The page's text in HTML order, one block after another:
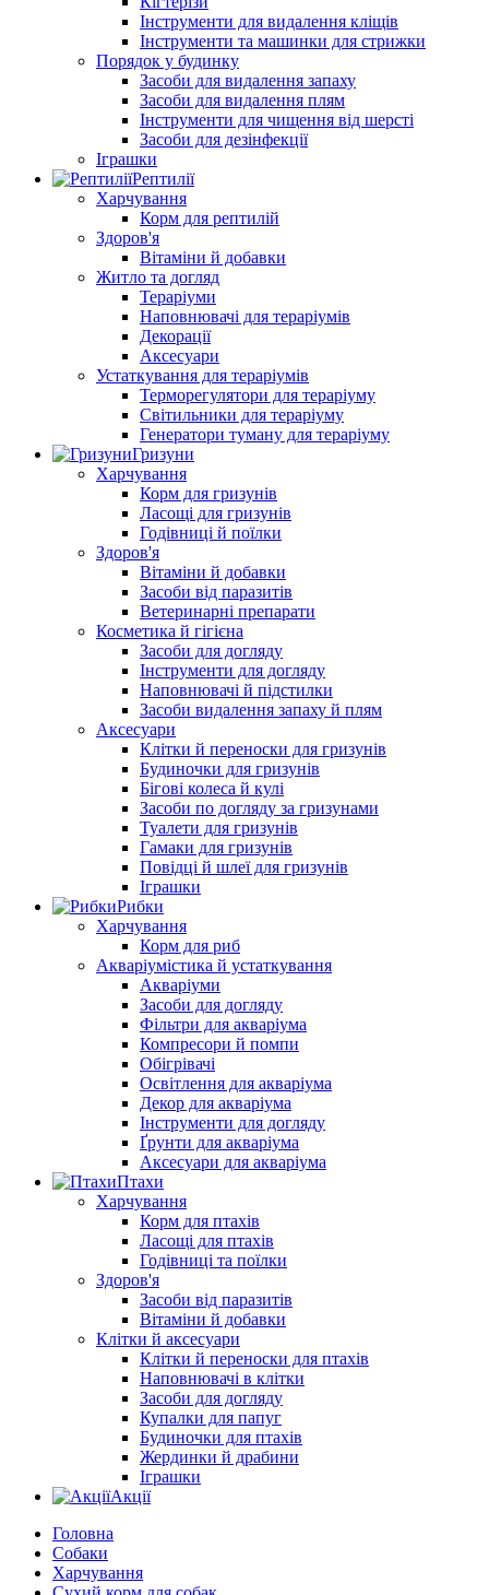
Інструменти для видалення кліщів
Інструменти та машинки для стрижки
Порядок у будинку
Засоби для видалення запаху
Засоби для видалення плям
Інструменти для чищення від шерсті
Засоби для дезінфекції
Іграшки
Рептилії
Харчування
Корм для рептилій
Здоров'я
Вітаміни й добавки
Житло та догляд
Тераріуми
Наповнювачі для тераріумів
Декорації
Аксесуари
Устаткування для тераріумів
Терморегулятори для тераріуму
Світильники для тераріуму
Генератори туману для тераріуму
Гризуни
Харчування
Корм для гризунів
Ласощі для гризунів
Годівниці й поїлки
Здоров'я
Вітаміни й добавки
Засоби від паразитів
Ветеринарні препарати
Косметика й гігієна
Засоби для догляду
Інструменти для догляду
Наповнювачі й підстилки
Засоби видалення запаху й плям
Аксесуари
Клітки й переноски для гризунів
Будиночки для гризунів
Бігові колеса й кулі
Засоби по догляду за гризунами
Туалети для гризунів
Гамаки для гризунів
Повідці й шлеї для гризунів
Іграшки
Рибки
Харчування
Корм для риб
Акваріумістика й устаткування
Акваріуми
Засоби для догляду
Фільтри для акваріума
Компресори й помпи
Обігрівачі
Освітлення для акваріума
Декор для акваріума
Інструменти для догляду
Ґрунти для акваріума
Аксесуари для акваріума
Птахи
Харчування
Корм для птахів
Ласощі для птахів
Годівниці та поїлки
Здоров'я
Засоби від паразитів
Вітаміни й добавки
Клітки й аксесуари
Клітки й переноски для птахів
Наповнювачі в клітки
Засоби для догляду
Купалки для папуг
Будиночки для птахів
Жердинки й драбини
Іграшки
Акції
Головна
Собаки
Харчування